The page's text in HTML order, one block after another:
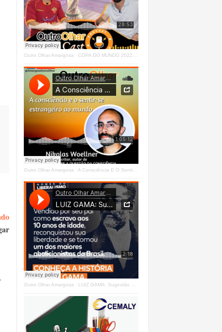
Outro Olhar Amargosa · COPA DO MUNDO 2022 - OUTRO OLHAR CAST #O1 Right
Outro Olhar Amargosa · A Consciência E O Sentir - Se Estrangeiro Ao Mundo
Outro Olhar Amargosa · LUIZ GAMA: Sugestão Outro Olhar